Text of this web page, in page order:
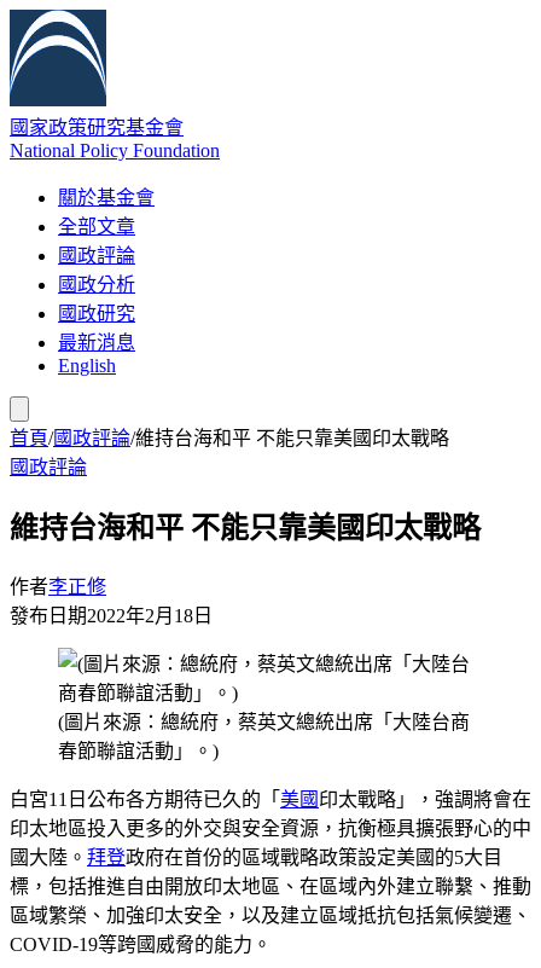
國家政策研究基金會
National Policy Foundation
關於基金會
全部文章
國政評論
國政分析
國政研究
最新消息
English
首頁/國政評論/維持台海和平 不能只靠美國印太戰略
國政評論
維持台海和平 不能只靠美國印太戰略
作者李正修
發布日期2022年2月18日
(圖片來源：總統府，蔡英文總統出席「大陸台商
春節聯誼活動」。)
白宮11日公布各方期待已久的「 美國 印太戰略」，強調將會在
印太地區投入更多的外交與安全資源，抗衡極具擴張野心的中
國大陸。 拜登政府在首份的區域戰略政策設定美國的5大目
標，包括推進自由開放印太地區、在區域內外建立聯繫、推動
區域繁榮、加強印太安全，以及建立區域抵抗包括氣候變遷、
COVID-19等跨國威脅的能力。